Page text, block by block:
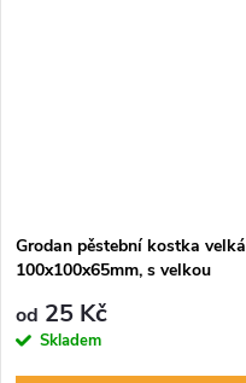
Grodan pěstební kostka velká
100x100x65mm, s velkou
od 25 Kč
Skladem